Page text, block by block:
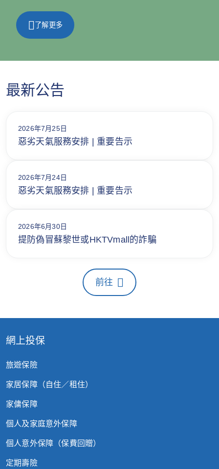
了解更多
最新公告
2026年7月25日
惡劣天氣服務安排 | 重要告示
2026年7月24日
惡劣天氣服務安排 | 重要告示
2026年6月30日
提防偽冒蘇黎世或HKTVmall的詐騙
前往
網上投保
旅遊保險
家居保障（自住／租住）
家傭保障
個人及家庭意外保障
個人意外保障（保費回贈）
定期壽險